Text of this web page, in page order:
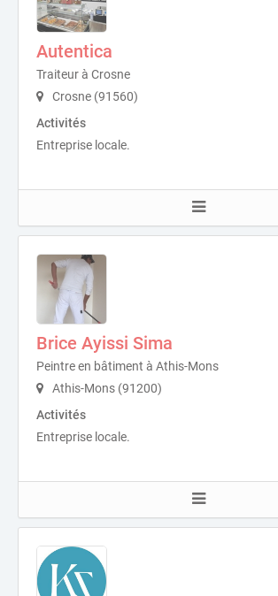
Autentica
Traiteur à Crosne
Crosne (91560)
Activités
Entreprise locale.
Brice Ayissi Sima
Peintre en bâtiment à Athis-Mons
Athis-Mons (91200)
Activités
Entreprise locale.